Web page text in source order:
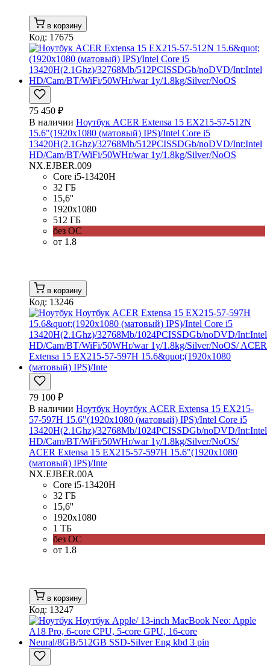
в корзину
Код: 17675
75 450 ₽
В наличии Ноутбук ACER Extensa 15 EX215-57-512N
15.6"(1920x1080 (матовый) IPS)/Intel Core i5
13420H(2.1Ghz)/32768Mb/512PCISSDGb/noDVD/Int:Intel
HD/Cam/BT/WiFi/50WHr/war 1y/1.8kg/Silver/NoOS
NX.EJBER.009
Core i5-13420H
32 ГБ
15,6''
1920x1080
512 ГБ
без ОС
от 1.8
в корзину
Код: 13246
79 100 ₽
В наличии Ноутбук Ноутбук ACER Extensa 15 EX215-
57-597H 15.6"(1920x1080 (матовый) IPS)/Intel Core i5
13420H(2.1Ghz)/32768Mb/1024PCISSDGb/noDVD/Int:Intel
HD/Cam/BT/WiFi/50WHr/war 1y/1.8kg/Silver/NoOS/
ACER Extensa 15 EX215-57-597H 15.6"(1920x1080
(матовый) IPS)/Inte
NX.EJBER.00A
Core i5-13420H
32 ГБ
15,6''
1920x1080
1 ТБ
без ОС
от 1.8
в корзину
Код: 13247